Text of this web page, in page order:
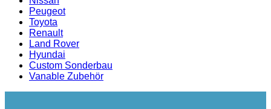
Peugeot
Toyota
Renault
Land Rover
Hyundai
Custom Sonderbau
Vanable Zubehör